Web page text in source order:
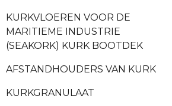
KURKVLOEREN VOOR DE
MARITIEME INDUSTRIE
(SEAKORK) KURK BOOTDEK
AFSTANDHOUDERS VAN KURK
KURKGRANULAAT